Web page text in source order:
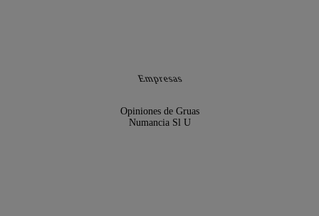
Empresas
Opiniones de Gruas
Numancia Sl U